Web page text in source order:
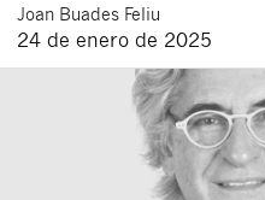
Joan Buades Feliu
24 de enero de 2025